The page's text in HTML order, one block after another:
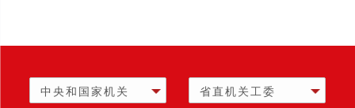
中央和国家机关 省直机关工委